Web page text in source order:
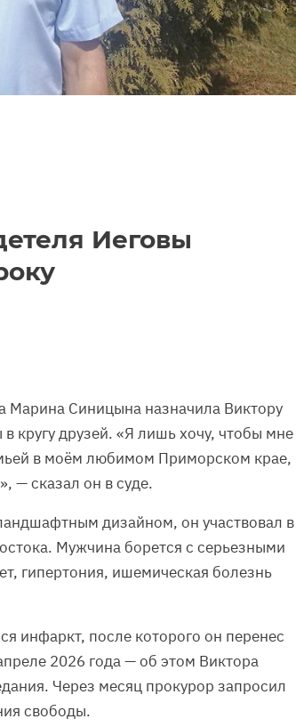
Иеговы
Марина Синицына назначила Виктору
кругу друзей. «Я лишь хочу, чтобы мне
в моём любимом Приморском крае,
— сказал он в суде.
дизайном, он участвовал в
Мужчина борется с серьезными
гипертония, ишемическая болезнь
инфаркт, после которого он перенес
2026 года — об этом Виктора
Через месяц прокурор запросил
свободы.